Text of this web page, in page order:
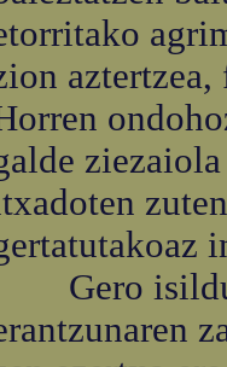
aztertzea,
Gero isildu